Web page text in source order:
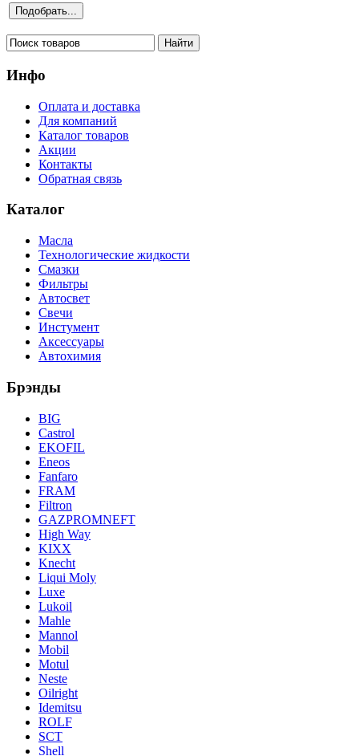
Инфо
Оплата и доставка
Для компаний
Каталог товаров
Акции
Контакты
Обратная связь
Каталог
Масла
Технологические жидкости
Смазки
Фильтры
Автосвет
Свечи
Инстумент
Аксессуары
Автохимия
Брэнды
BIG
Castrol
EKOFIL
Eneos
Fanfaro
FRAM
Filtron
GAZPROMNEFT
High Way
KIXX
Knecht
Liqui Moly
Luxe
Lukoil
Mahle
Mannol
Mobil
Motul
Neste
Oilright
Idemitsu
ROLF
SCT
Shell